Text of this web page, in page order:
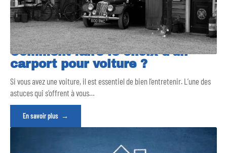
Comment faire le choix d’un
carport pour voiture ?
Si vous avez une voiture, il est essentiel de bien l’entretenir. L’une des
astuces qui s’offrent à vous…
En savoir plus